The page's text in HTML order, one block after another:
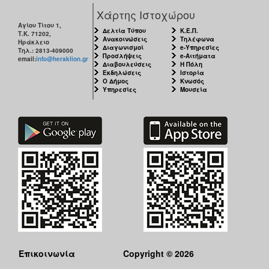
ΤΟΠΟΣ
ΜΑΣ
ΠΟΛΙΤΙΣΜΟΣ
ΑΝΘΕΚΤΙΚΗ
ΠΟΛΗ
Αγίου Τίτου 1,
Τ.Κ. 71202,
Ηράκλειο
Τηλ.: 2813-409000
email:info@heraklion.gr
Χάρτης Ιστοχώρου
Δελτία Τύπου
Ανακοινώσεις
Διαγωνισμοί
Προσλήψεις
Διαβουλεύσεις
Εκδηλώσεις
Ο Δήμος
Υπηρεσίες
Κ.Ε.Π.
Τηλέφωνα
e-Υπηρεσίες
e-Αιτήματα
Η Πόλη
Ιστορία
Κνωσός
Μουσεία
Επικοινωνία Copyright © 2026